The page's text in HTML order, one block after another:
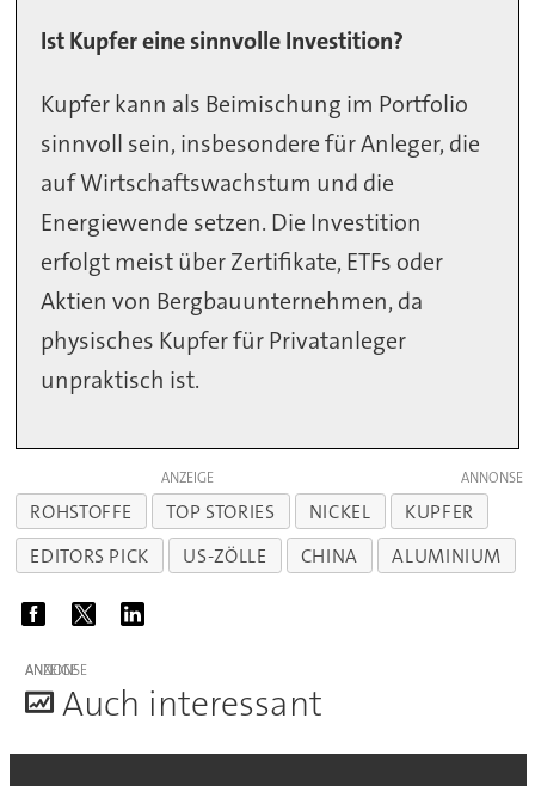
Ist Kupfer eine sinnvolle Investition?
Kupfer kann als Beimischung im Portfolio
sinnvoll sein, insbesondere für Anleger, die
auf Wirtschaftswachstum und die
Energiewende setzen. Die Investition
erfolgt meist über Zertifikate, ETFs oder
Aktien von Bergbauunternehmen, da
physisches Kupfer für Privatanleger
unpraktisch ist.
ANZEIGE
ROHSTOFFE TOP STORIES NICKEL
KUPFER
EDITORS PICK
US-ZÖLLE CHINA ALUMINIUM
ANZEIGE
Auch interessant